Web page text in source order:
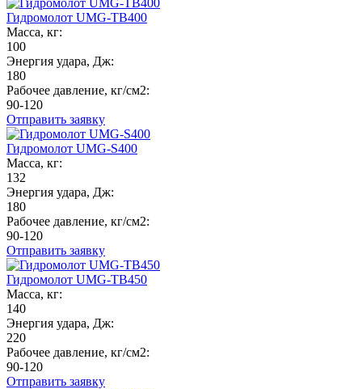
Гидромолот UMG-TB400
Масса, кг:
100
Энергия удара, Дж:
180
Рабочее давление, кг/см2:
90-120
Отправить заявку
Гидромолот UMG-S400
Масса, кг:
132
Энергия удара, Дж:
180
Рабочее давление, кг/см2:
90-120
Отправить заявку
Гидромолот UMG-TB450
Масса, кг:
140
Энергия удара, Дж:
220
Рабочее давление, кг/см2:
90-120
Отправить заявку